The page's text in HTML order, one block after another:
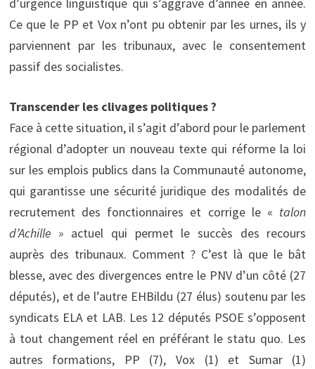
Ce que le PP et Vox n’ont pu obtenir par les urnes, ils y
parviennent par les tribunaux, avec le consentement
passif des socialistes.
Transcender les clivages politiques ?
Face à cette situation, il s’agit d’abord pour le parlement
régional d’adopter un nouveau texte qui réforme la loi
sur les emplois publics dans la Communauté autonome,
qui garantisse une sécurité juridique des modalités de
recrutement des fonctionnaires et corrige le « talon
d’Achille » actuel qui permet le succès des recours
auprès des tribunaux. Comment ? C’est là que le bât
blesse, avec des divergences entre le PNV d’un côté (27
députés), et de l’autre EHBildu (27 élus) soutenu par les
syndicats ELA et LAB. Les 12 députés PSOE s’opposent
à tout changement réel en préférant le statu quo. Les
autres formations, PP (7), Vox (1) et Sumar (1)